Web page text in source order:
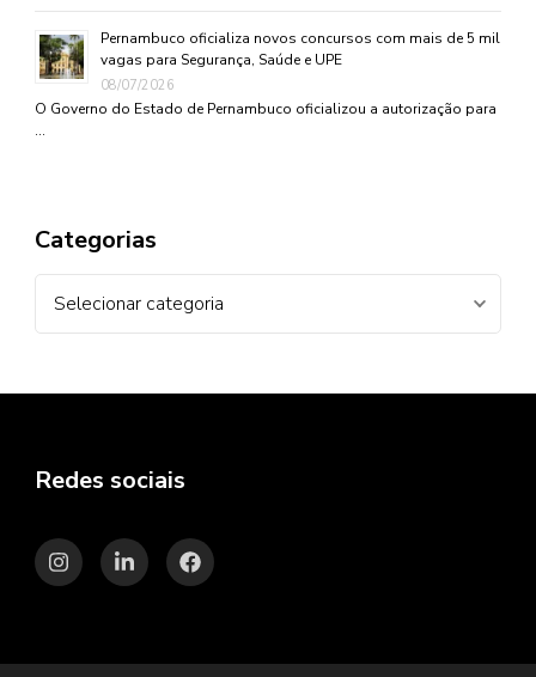
Pernambuco oficializa novos concursos com mais de 5 mil
vagas para Segurança, Saúde e UPE
08/07/2026
O Governo do Estado de Pernambuco oficializou a autorização para
…
Categorias
Redes sociais